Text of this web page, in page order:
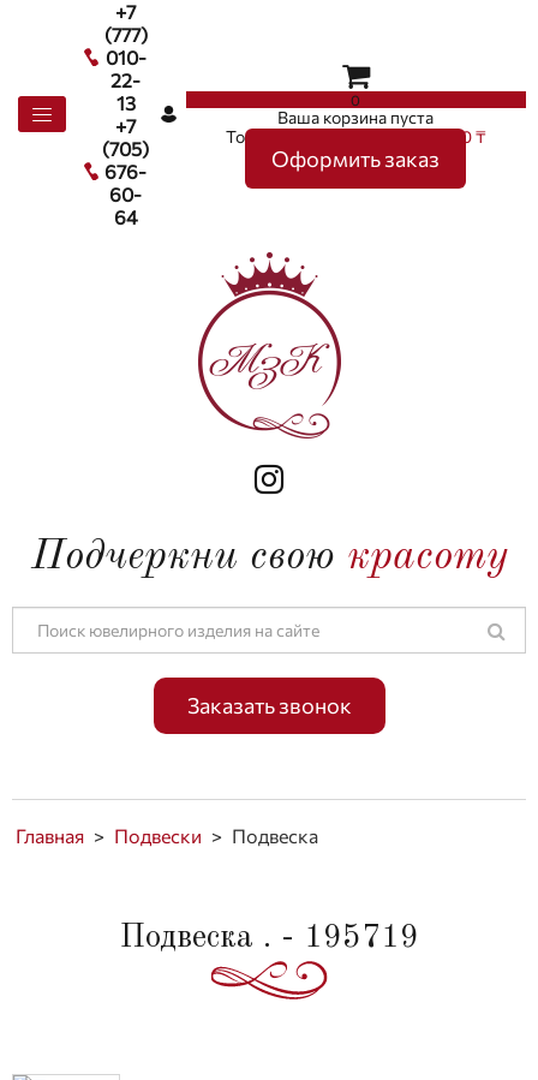
+7
(777)
010-
22-
13
+7
(705)
676-
60-
64
0
Ваша корзина пуста
Товаров в корзине
на сумму0 ₸
Оформить заказ
Подчеркни свою красоту
Заказать звонок
Главная > Подвески > Подвеска
Подвеска . - 195719